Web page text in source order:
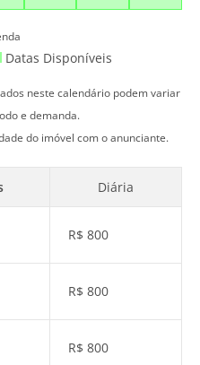
Datas Disponíveis
neste calendário podem variar
e demanda.
do imóvel com o anunciante.
Diária
R$ 800
R$ 800
R$ 800